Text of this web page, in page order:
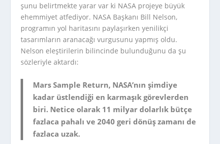
şunu belirtmekte yarar var ki NASA projeye büyük
ehemmiyet atfediyor. NASA Başkanı Bill Nelson,
programın yol haritasını paylaşırken yenilikçi
tasarımların aranacağı vurgusunu yapmış oldu.
Nelson eleştirilerin bilincinde bulunduğunu da şu
sözleriyle aktardı:
Mars Sample Return, NASA’nın şimdiye
kadar üstlendiği en karmaşık görevlerden
biri. Netice olarak 11 milyar dolarlık bütçe
fazlaca pahalı ve 2040 geri dönüş zamanı de
fazlaca uzak.